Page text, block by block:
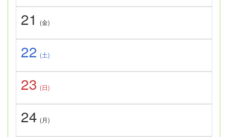
21 (金)
22 (土)
23 (日)
24 (月)